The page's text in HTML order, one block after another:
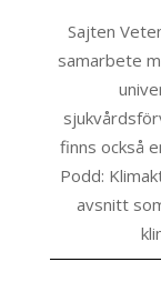
Sajten
samarbete
finns också
Podd:
avsnitt